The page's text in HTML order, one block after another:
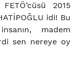
2015
idi! Bu
madem
sen nereye oy